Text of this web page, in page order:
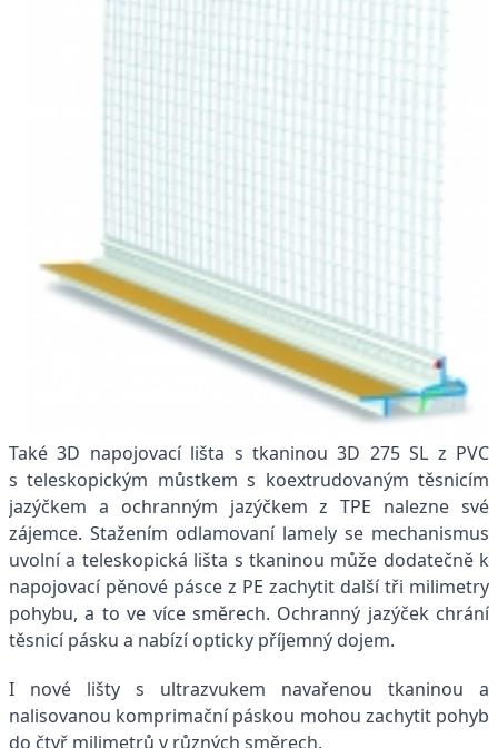
Také 3D napojovací lišta s tkaninou 3D 275 SL z PVC
s teleskopickým můstkem s koextrudovaným těsnicím
jazýčkem a ochranným jazýčkem z TPE nalezne své
zájemce. Stažením odlamovaní lamely se mechanismus
uvolní a teleskopická lišta s tkaninou může dodatečně k
napojovací pěnové pásce z PE zachytit další tři milimetry
pohybu, a to ve více směrech. Ochranný jazýček chrání
těsnicí pásku a nabízí opticky příjemný dojem.
I nové lišty s ultrazvukem navařenou tkaninou a
nalisovanou komprimační páskou mohou zachytit pohyb
do čtyř milimetrů v různých směrech.